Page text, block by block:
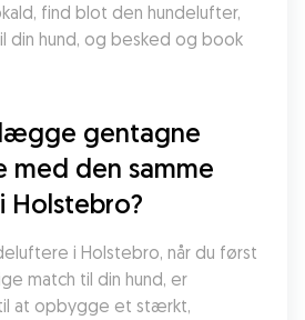
find blot den hundelufter,
din hund, og besked og book
gentagne
med den samme
Holstebro?
i Holstebro, når du først
match til din hund, er
at opbygge et stærkt,